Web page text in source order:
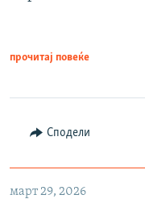
прочитај повеќе
Сподели
март 29, 2026